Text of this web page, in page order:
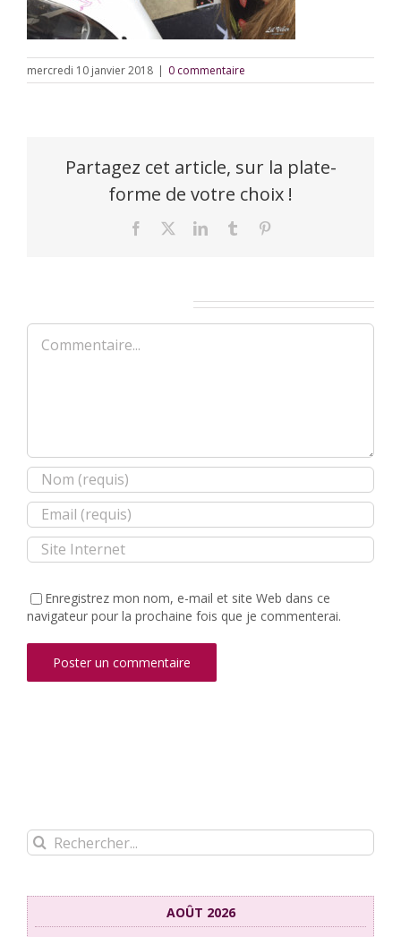
mercredi 10 janvier 2018 | 0 commentaire
Partagez cet article, sur la plate-
forme de votre choix !
Facebook LinkedInTumblr
Commentaire
Enregistrez mon nom, e-mail et site Web dans ce
navigateur pour la prochaine fois que je commenterai.
Rechercher:
AOÛT 2026